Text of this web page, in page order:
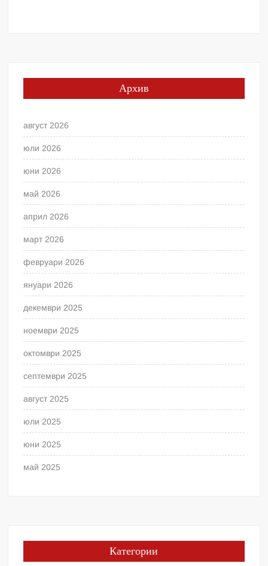
Архив
август 2026
юли 2026
юни 2026
май 2026
април 2026
март 2026
февруари 2026
януари 2026
декември 2025
ноември 2025
октомври 2025
септември 2025
август 2025
юли 2025
юни 2025
май 2025
Категории